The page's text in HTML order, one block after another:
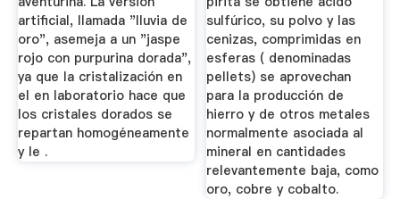
artificial, llamada "lluvia de
oro", asemeja a un "jaspe
rojo con purpurina dorada",
ya que la cristalización en
el en laboratorio hace que
los cristales dorados se
repartan homogéneamente
y le .
sulfúrico, su polvo y las
cenizas, comprimidas en
esferas ( denominadas
pellets) se aprovechan
para la producción de
hierro y de otros metales
normalmente asociada al
mineral en cantidades
relevantemente baja, como
oro, cobre y cobalto.